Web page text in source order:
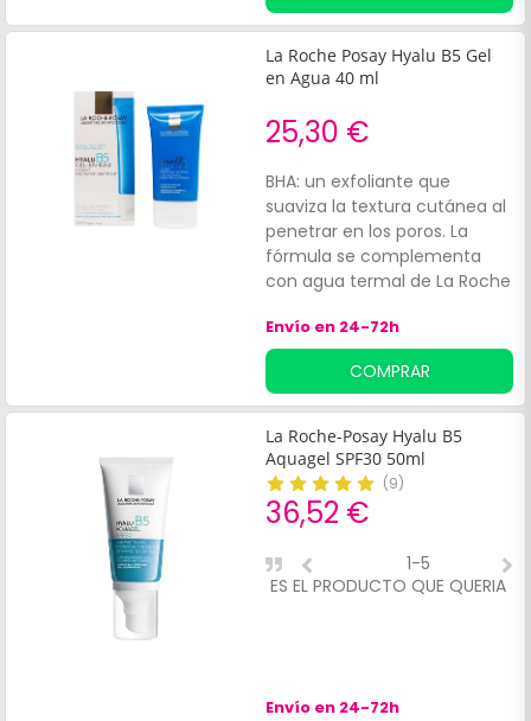
una textura ligera y no
comedogénica resulta
agradable al tacto y, gracias
proporciona sensación de
suavidad. La crema está
recomendada para todo tipo
de pieles, incluso las
sensibles.
La Roche Posay Hyalu B5 Gel
en Agua 40 ml
25,30 €
BHA: un exfoliante que
suaviza la textura cutánea al
penetrar en los poros. La
fórmula se complementa
con agua termal de La Roche
antioxidantes, que aporta
propiedades calmantes.
Envío en 24-72h
COMPRAR
La Roche-Posay Hyalu B5
Aquagel SPF30 50ml
(9)
36,52 €
ES EL PRODUCTO QUE QUERIA
1-5
Envío en 24-72h